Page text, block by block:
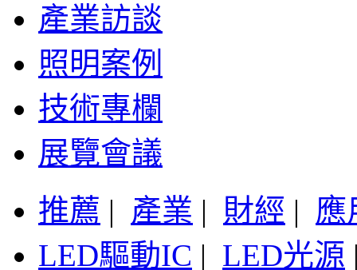
產業訪談
照明案例
技術專欄
展覽會議
推薦 | 產業 | 財經 | 應
LED驅動IC | LED光源